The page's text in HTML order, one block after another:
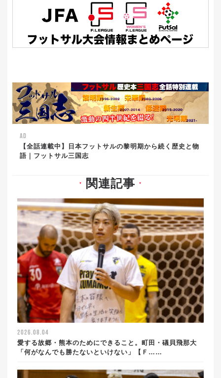
AD
【全話連載中】日本フットサルの黎明期から続く歴史と物
語｜フットサル三国志
▼ 関連記事 ▼
2026.08.04
愛する故郷・熊本のためにできること。町田・礒貝飛那大
「何がなんでも勝たないといけない」【Ｆ……